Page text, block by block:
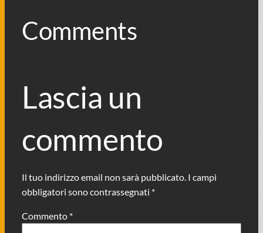
Comments
Lascia un
commento
Il tuo indirizzo email non sarà pubblicato. I campi
obbligatori sono contrassegnati *
Commento *